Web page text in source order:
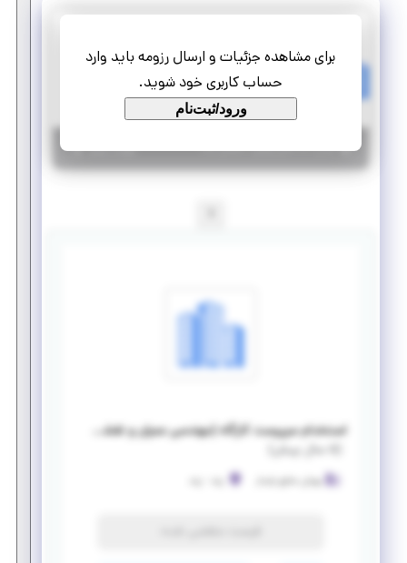
برای مشاهده جزئیات و ارسال رزومه باید وارد
حساب کاربری خود شوید.
ورود/ثبت‌نام
تمام وقت استخدام
کرمان |۵ سال پیش | منقضی شده جزئیات بیشتر
استخدام سرپرست کارگاه (مهندسی عمران و نقشه برداری)